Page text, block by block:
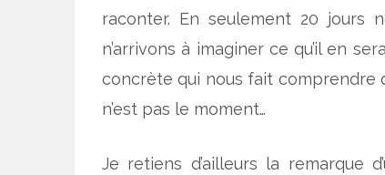
raconter. En seulement 20 jours
n’arrivons à imaginer ce qu’il en
concrète qui nous fait comprendre
n’est pas le moment…
Je retiens d’ailleurs la remarque